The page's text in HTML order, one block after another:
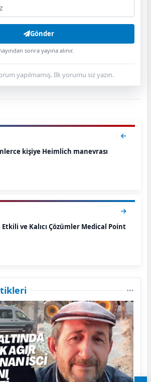
Gönder
sonra yayına alınır.
yapılmamış. İlk yorumu siz yazın.
kişiye Heimlich manevrası
ve Kalıcı Çözümler Medical Point